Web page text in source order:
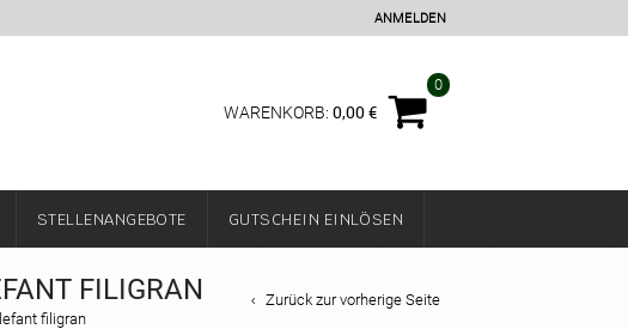
ANMELDEN
0
WARENKORB: 0,00€
STELLENANGEBOTE GUTSCHEIN EINLÖSEN
FILIGRAN
filigran
Zurück zur vorherige Seite